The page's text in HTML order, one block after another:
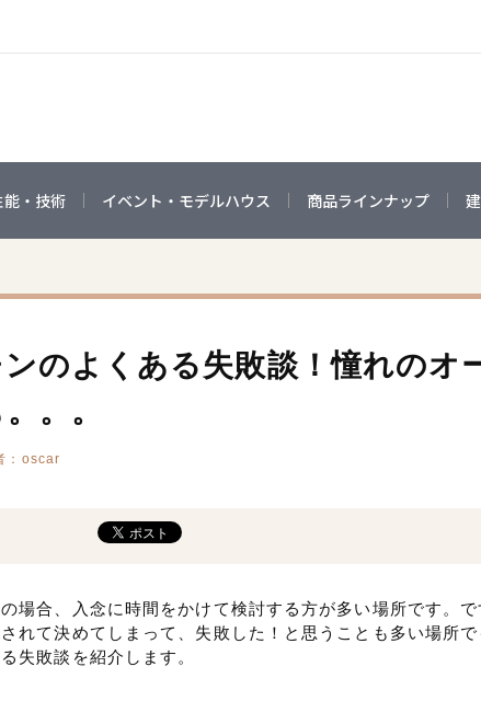
能・技術 イベント・モデルハウス 商品ラインナップ
のよくある失敗談！憧れのオ
。。
：oscar
場合、入念に時間をかけて検討する方が多い場所です。
れて決めてしまって、失敗した！と思うことも多い場所で
失敗談を紹介します。